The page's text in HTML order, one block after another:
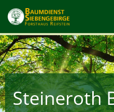
Zum Inhalt springen
Steineroth